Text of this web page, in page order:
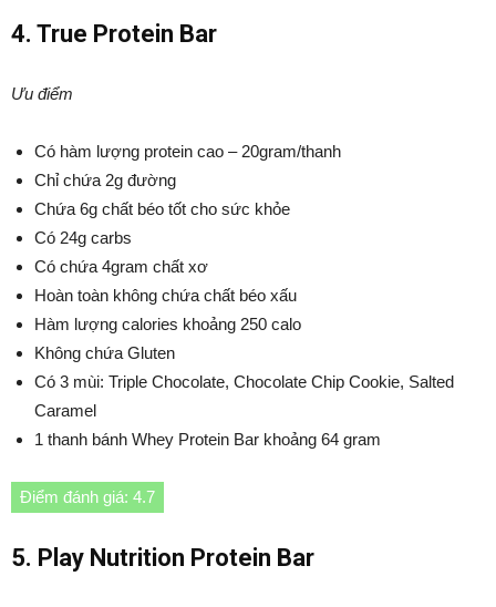
4. True Protein Bar
Ưu điểm
Có hàm lượng protein cao – 20gram/thanh
Chỉ chứa 2g đường
Chứa 6g chất béo tốt cho sức khỏe
Có 24g carbs
Có chứa 4gram chất xơ
Hoàn toàn không chứa chất béo xấu
Hàm lượng calories khoảng 250 calo
Không chứa Gluten
Có 3 mùi: Triple Chocolate, Chocolate Chip Cookie, Salted
Caramel
1 thanh bánh Whey Protein Bar khoảng 64 gram
Điểm đánh giá: 4.7
5. Play Nutrition Protein Bar